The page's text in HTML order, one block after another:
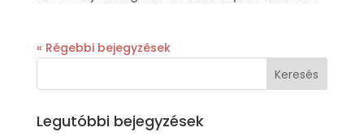
« Régebbi bejegyzések
Legutóbbi bejegyzések